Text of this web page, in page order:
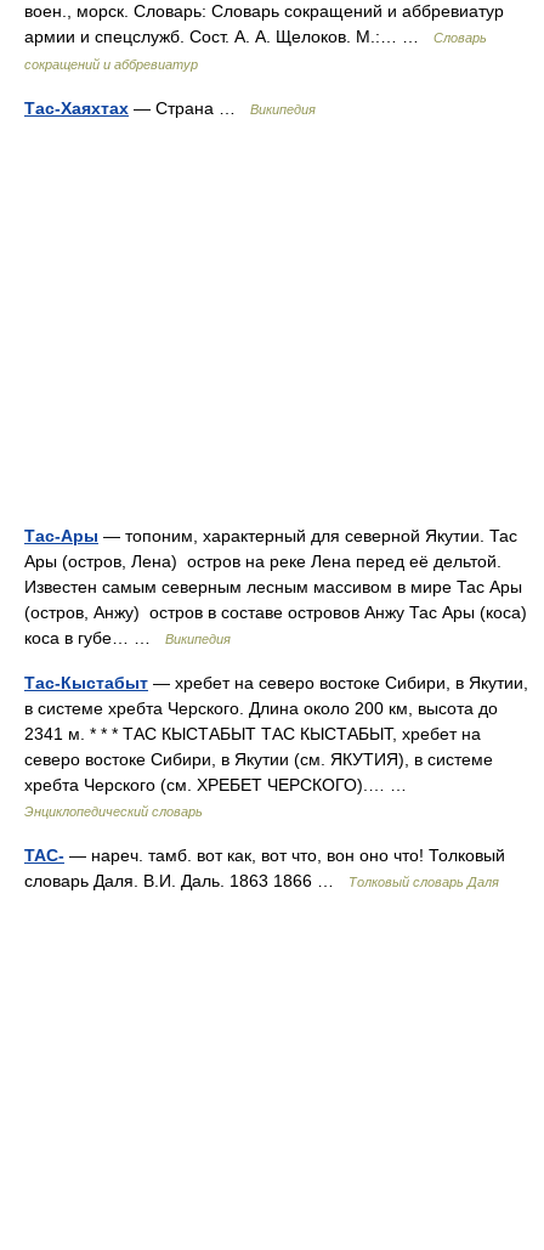
воен., морск. Словарь: Словарь сокращений и аббревиатур
армии и спецслужб. Сост. А. А. Щелоков. М.:… …
Словарь
сокращений и аббревиатур
Тас-Хаяхтах — Страна … Википедия
Тас-Ары — топоним, характерный для северной Якутии. Тас
Ары (остров, Лена) остров на реке Лена перед её дельтой.
Известен самым северным лесным массивом в мире Тас Ары
(остров, Анжу) остров в составе островов Анжу Тас Ары (коса)
коса в губе… …
Википедия
Тас-Кыстабыт — хребет на северо востоке Сибири, в Якутии,
в системе хребта Черского. Длина около 200 км, высота до
2341 м. * * * ТАС КЫСТАБЫТ ТАС КЫСТАБЫТ, хребет на
северо востоке Сибири, в Якутии (см. ЯКУТИЯ), в системе
хребта Черского (см. ХРЕБЕТ ЧЕРСКОГО).… …
Энциклопедический словарь
ТАС- — нареч. тамб. вот как, вот что, вон оно что! Толковый
словарь Даля. В.И. Даль. 1863 1866 …
Толковый словарь Даля